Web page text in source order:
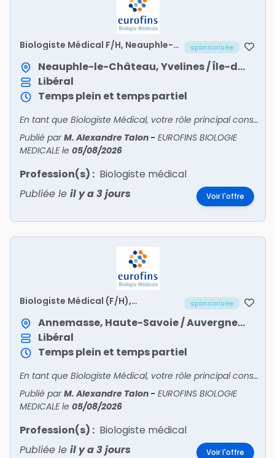
Biologiste Médical F/H, Neauphle-
sponsorisée
Neauphle-le-Château, Yvelines / Île-de-France
Libéral
Temps plein et temps partiel
En tant que Biologiste Médical, votre rôle principal consiste à encadrer toutes les activités du site sous votre responsabilité. Vous êtes en relation avec patients et confrères pour l'accueil
Publié parM. Alexandre Talon- EUROFINS BIOLOGIE
MEDICALEle 05/08/2026
Profession(s) : Biologiste médical
Publiée le il y a 3 jours Voir l'offre
Biologiste Médical (F/H),
sponsorisée
Annemasse, Haute-Savoie / Auvergne-Rhône-Alpes
Libéral
Temps plein et temps partiel
En tant que Biologiste Médical, votre rôle principal consiste à encadrer toutes les activités du site sous votre responsabilité. Vous êtes en relation avec patients et confrères pour l'accueil
Publié parM. Alexandre Talon- EUROFINS BIOLOGIE
MEDICALEle 05/08/2026
Profession(s) : Biologiste médical
Publiée le il y a 3 jours Voir l'offre